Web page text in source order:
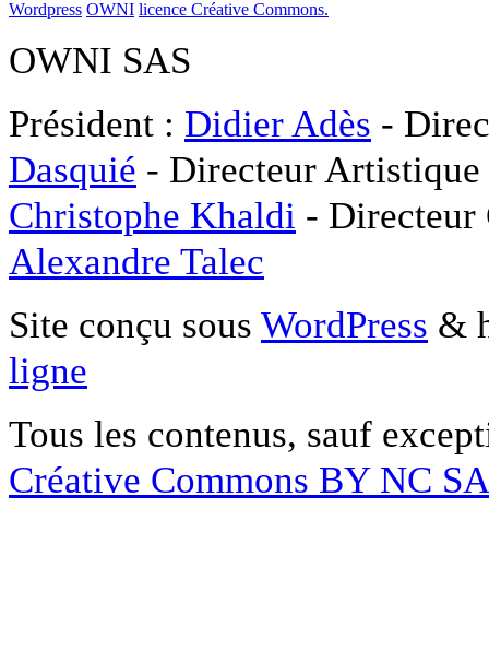
Wordpress OWNI licence Créative Commons.
OWNI SAS
Président : Didier Adès -
Dasquié - Directeur
Christophe Khaldi -
Alexandre Talec
Site conçu sous WordPress &
ligne
Tous les contenus, sauf
Créative Commons BY NC SA